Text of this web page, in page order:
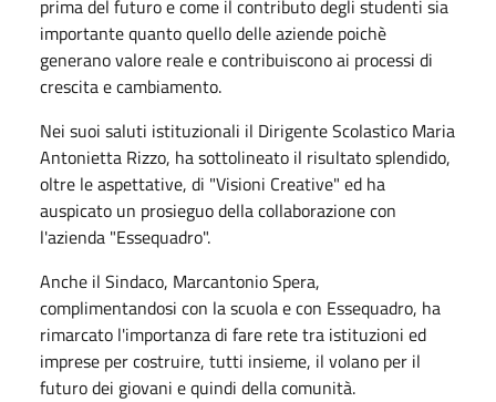
prima del futuro e come il contributo degli studenti sia
importante quanto quello delle aziende poichè
generano valore reale e contribuiscono ai processi di
crescita e cambiamento.
Nei suoi saluti istituzionali il Dirigente Scolastico Maria
Antonietta Rizzo, ha sottolineato il risultato splendido,
oltre le aspettative, di "Visioni Creative" ed ha
auspicato un prosieguo della collaborazione con
l'azienda "Essequadro".
Anche il Sindaco, Marcantonio Spera,
complimentandosi con la scuola e con Essequadro, ha
rimarcato l'importanza di fare rete tra istituzioni ed
imprese per costruire, tutti insieme, il volano per il
futuro dei giovani e quindi della comunità.